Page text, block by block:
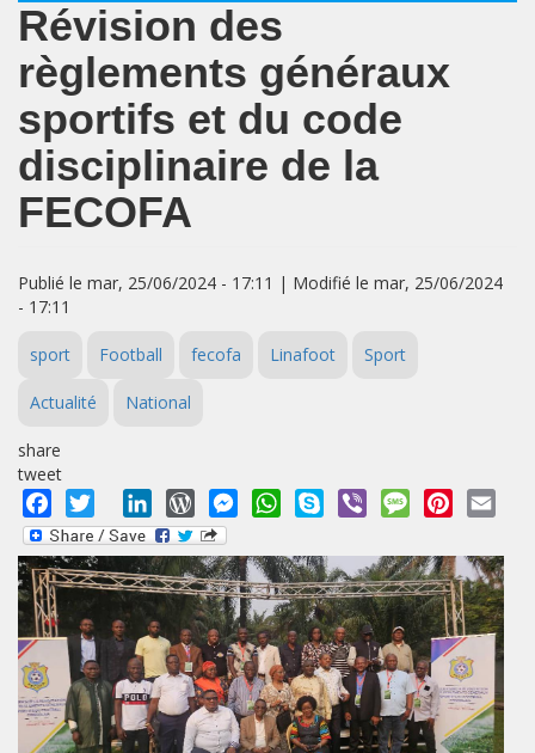
Révision des
règlements généraux
sportifs et du code
disciplinaire de la
FECOFA
Publié le mar, 25/06/2024 - 17:11 | Modifié le mar, 25/06/2024
- 17:11
sport Football fecofa Linafoot Sport
Actualité National
share
tweet
Facebook
Twitter LinkedInWordPressMessengerWhatsApp
Skype Viber MessagePinterest